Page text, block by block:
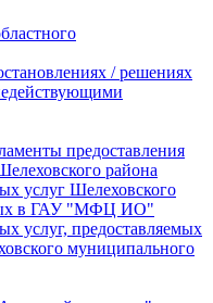
/ решениях
предоставления
района
услуг Шелеховского
в ГАУ "МФЦ ИО"
услуг, предоставляемых
муниципального